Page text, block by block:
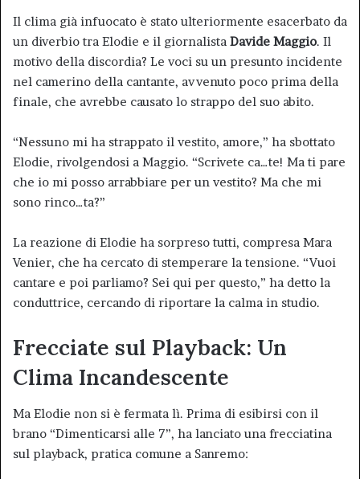
Il clima già infuocato è stato ulteriormente esacerbato da
un diverbio tra Elodie e il giornalista Davide Maggio. Il
motivo della discordia? Le voci su un presunto incidente
nel camerino della cantante, avvenuto poco prima della
finale, che avrebbe causato lo strappo del suo abito.
“Nessuno mi ha strappato il vestito, amore,” ha sbottato
Elodie, rivolgendosi a Maggio. “Scrivete ca…te! Ma ti pare
che io mi posso arrabbiare per un vestito? Ma che mi
sono rinco…ta?”
La reazione di Elodie ha sorpreso tutti, compresa Mara
Venier, che ha cercato di stemperare la tensione. “Vuoi
cantare e poi parliamo? Sei qui per questo,” ha detto la
conduttrice, cercando di riportare la calma in studio.
Frecciate sul Playback: Un
Clima Incandescente
Ma Elodie non si è fermata lì. Prima di esibirsi con il
brano “Dimenticarsi alle 7”, ha lanciato una frecciatina
sul playback, pratica comune a Sanremo: